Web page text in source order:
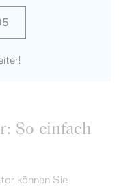
So einfach
können Sie